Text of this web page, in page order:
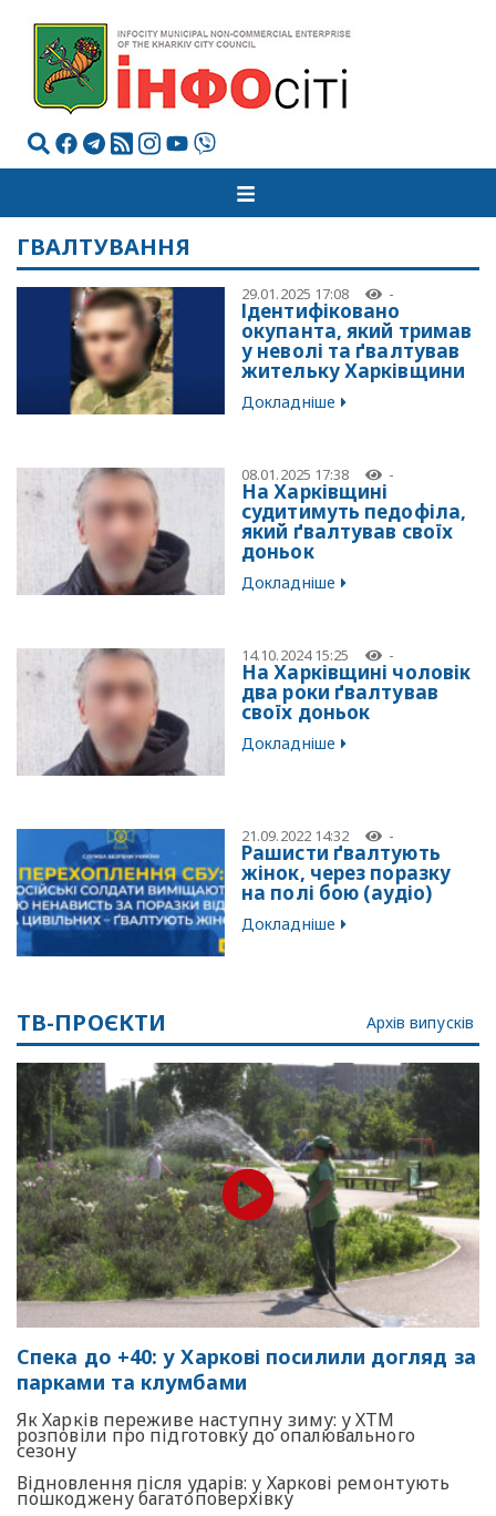
ГВАЛТУВАННЯ
29.01.2025 17:08 -
Ідентифіковано
окупанта, який тримав
у неволі та ґвалтував
жительку Харківщини
Докладніше
08.01.2025 17:38 -
На Харківщині
судитимуть педофіла,
який ґвалтував своїх
доньок
Докладніше
14.10.2024 15:25 -
На Харківщині чоловік
два роки ґвалтував
своїх доньок
Докладніше
21.09.2022 14:32 -
Рашисти ґвалтують
жінок, через поразку
на полі бою (аудіо)
Докладніше
ТВ-ПРОЄКТИ Архів випусків
Спека до +40: у Харкові посилили догляд за
парками та клумбами
Як Харків переживе наступну зиму: у ХТМ
розповіли про підготовку до опалювального
сезону
Відновлення після ударів: у Харкові ремонтують
пошкоджену багатоповерхівку